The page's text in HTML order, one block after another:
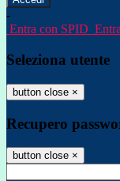
-
Entra con SPID
Seleziona utente
button close ×
Recupero
button close ×